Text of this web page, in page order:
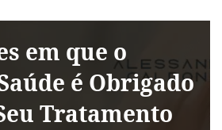
em que o
é Obrigado
Tratamento